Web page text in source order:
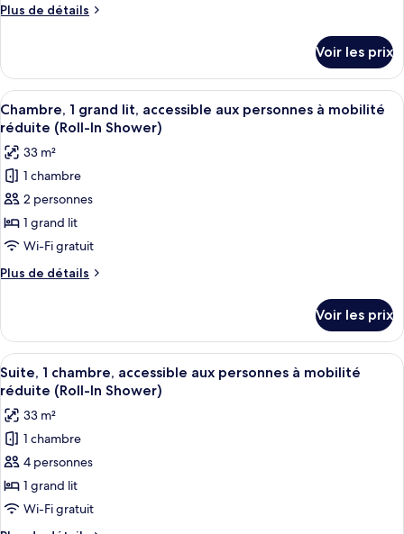
chambre :
chambre
Plus de détails
Plus
le
type
de
chambre
chambre
Voir les prix
Afficher
toutes
les
photos
pour
ce
type
de
chambre :
Chambre,
grand
lit,
accessible
aux
personnes
à
mobilité
réduite
(Roll-
In
Une chambre d’hôtel comprenant
6
Chambre, 1 grand lit, accessible aux personnes à mobilité
réduite (Roll-In Shower)
33 m²
1 chambre
2 personnes
1 grand lit
Wi-Fi gratuit
Plus de détails
Plus
le
type
de
chambre
Chambre,
grand
lit,
accessible
aux
Voir les prix
Afficher
toutes
les
photos
pour
ce
type
de
chambre :
Une cuisine compacte équipée d’un
7
Suite, 1 chambre, accessible aux personnes à mobilité
réduite (Roll-In Shower)
33 m²
1 chambre
4 personnes
1 grand lit
Wi-Fi gratuit